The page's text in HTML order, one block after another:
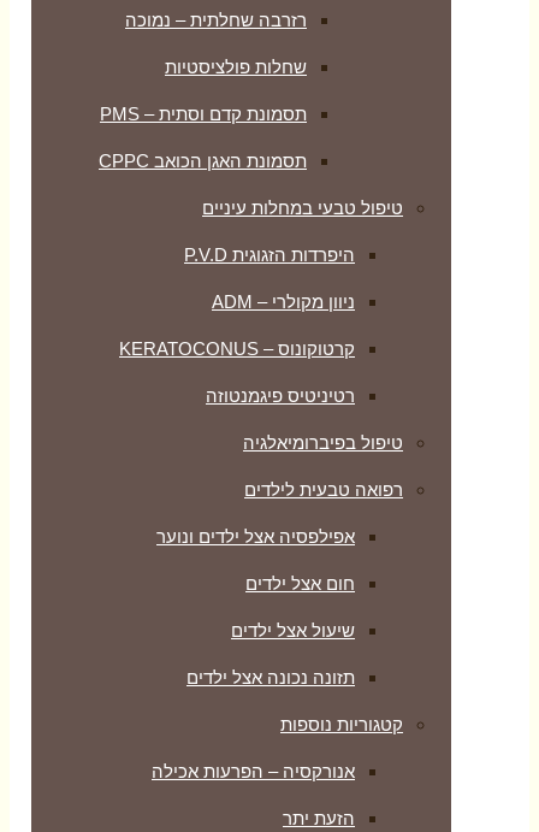
רזרבה שחלתית – נמוכה
שחלות פולציסטיות
תסמונת קדם וסתית – PMS
תסמונת האגן הכואב CPPC
טיפול טבעי במחלות עיניים
היפרדות הזגוגית P.V.D
ניוון מקולרי – ADM
קרטוקונוס – KERATOCONUS
רטיניטיס פיגמנטוזה
טיפול בפיברומיאלגיה
רפואה טבעית לילדים
אפילפסיה אצל ילדים ונוער
חום אצל ילדים
שיעול אצל ילדים
תזונה נכונה אצל ילדים
קטגוריות נוספות
אנורקסיה – הפרעות אכילה
הזעת יתר